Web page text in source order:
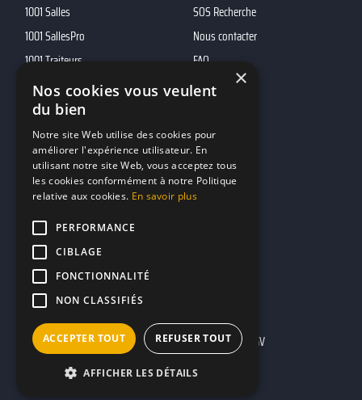
1001 Salles
1001 SallesPro
1001 Traiteurs
1001 DJ
10h01
MP2
SOS Recherche
Nous contacter
FAQ
Contacts
marketing@reserverunbar.fr
11 rue Maurice Grandcoing
94200 Ivry-sur-Seine
Mentions légales CGU CGV
×
Nos cookies vous veulent
du bien
Notre site Web utilise des cookies pour
améliorer l'expérience utilisateur. En
utilisant notre site Web, vous acceptez tous
les cookies conformément à notre Politique
relative aux cookies. En savoir plus
PERFORMANCE
CIBLAGE
FONCTIONNALITÉ
NON CLASSIFIÉS
ACCEPTER TOUT REFUSER TOUT
AFFICHER LES DÉTAILS